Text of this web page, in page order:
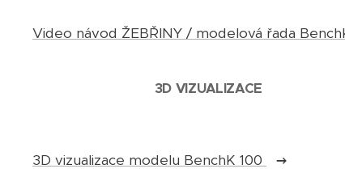
Video návod ŽEBŘINY / modelová řada
3D VIZUALIZACE
3D vizualizace modelu BenchK 100